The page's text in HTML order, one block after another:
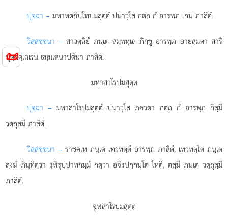
📜
ปุจฺฉา – มหาหตฺถิปโทปมสุตฺตํปนาวุโส กตฺถ กํ อารพฺภ เกน ภาสิตํ.
วิสฺสชฺชนา – สาวตฺถิยํ ภนฺเต สมฺพหุเล ภิกฺขู อารพฺภ อายสฺมตา สาริ
ปุตฺตตฺเถเรน ธมฺมเสนาปตินา ภาสิตํ.
มหาสาโรปมสุตฺต
ปุจฺฉา – มหาสาโรปมสุตฺตํปนาวุโส ภควตา กตฺถ กํ อารพฺภ กิสฺมึ
วตฺถุสฺมึ ภาสิตํ.
วิสฺสชฺชนา – ราชคเห ภนฺเต เทวทตฺตํ อารพฺภ ภาสิตํ, เทวทตฺโต ภนฺเต
สงฺฆํ ภินฺทิตฺวา รุหิรุปฺปาทกมฺมํ กตฺวา อจิรปกฺกนฺโต โหติ, ตสฺมึ ภนฺเต วตฺถุสฺมึ
ภาสิตํ.
จูฬสาโรปมสุตฺต